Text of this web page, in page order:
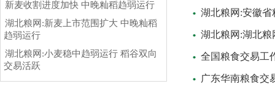
新麦收割进度加快 中晚籼稻趋弱运行
湖北粮网:新麦上市范围扩大 中晚籼稻
趋弱运行
湖北粮网:小麦稳中趋弱运行 稻谷双向
交易活跃
湖北粮网:安徽
湖北粮网:湖北
全国粮食交易工
广东华南粮食交